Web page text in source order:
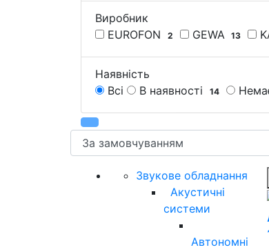
Виробник
EUROFON
2 GEWA 13
Наявність
Всі
В наявності 14
Звукове обладнання
Акустичні
системи
Автономні